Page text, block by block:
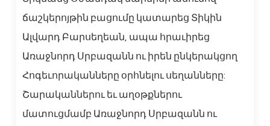
ճաշկերոյթին բացումը կատարեց Տիկին
Ալվարդ Բարսեղեան, ապա հրաւիրեց
Առաջնորդ Սրբազանն ու իրեն ընկերակցող
Հոգեւորականները օրհնելու սեղանները:
Շարականներու եւ աղօթքներու
մատուցմամբ Առաջնորդ Սրբազանն ու